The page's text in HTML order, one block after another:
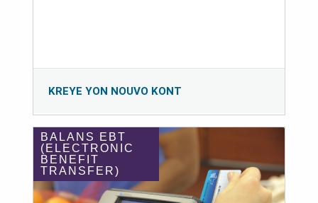
KREYE YON NOUVO KONT
BALANS EBT
(ELECTRONIC
BENEFIT
TRANSFER)